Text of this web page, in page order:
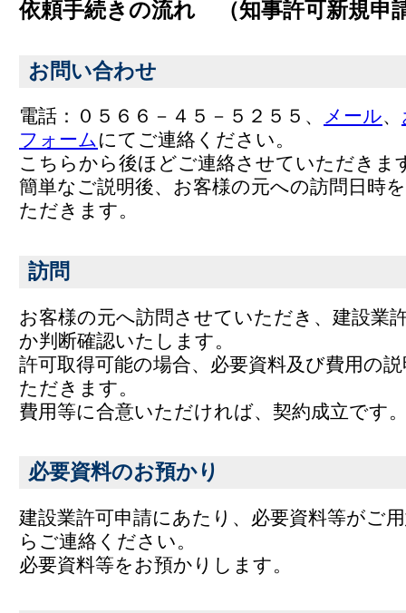
依頼手続きの流れ （知事許可新規申
お問い合わせ
電話：０５６６－４５－５２５５、 メール、
フォームにてご連絡ください。
こちらから後ほどご連絡させていただきま
簡単なご説明後、お客様の元への訪問日時
ただきます。
訪問
お客様の元へ訪問させていただき、建設業
か判断確認いたします。
許可取得可能の場合、必要資料及び費用の
ただきます。
費用等に合意いただければ、契約成立です
必要資料のお預かり
建設業許可申請にあたり、必要資料等がご
らご連絡ください。
必要資料等をお預かりします。